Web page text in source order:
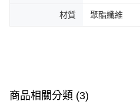
恩沛科技股份有限公司將有權停止該用
材質 聚酯纖維
商品相關分類 (3)